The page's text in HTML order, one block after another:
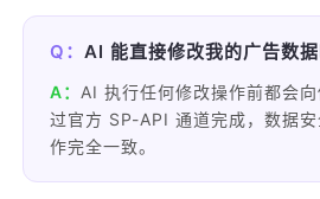
Q： AI 能直接修改我的广告数据
A： AI 执行任何修改操作前都会
过官方 SP-API 通道完成，数据
作完全一致。